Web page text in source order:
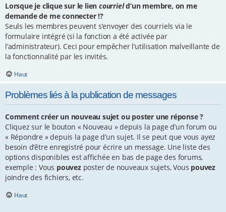
Lorsque je clique sur le lien courrield’un membre, on me
demande de me connecter !?
Seuls les membres peuvent s’envoyer des courriels via le
formulaire intégré (si la fonction a été activée par
l’administrateur). Ceci pour empêcher l’utilisation malveillante de
la fonctionnalité par les invités.
Haut
Problèmes liés à la publication de messages
Comment créer un nouveau sujet ou poster une réponse ?
Cliquez sur le bouton « Nouveau » depuis la page d’un forum ou
« Répondre » depuis la page d’un sujet. Il se peut que vous ayez
besoin d’être enregistré pour écrire un message. Une liste des
options disponibles est affichée en bas de page des forums,
exemple : Vous pouvezposter de nouveaux sujets, Vous pouvez
joindre des fichiers, etc.
Haut